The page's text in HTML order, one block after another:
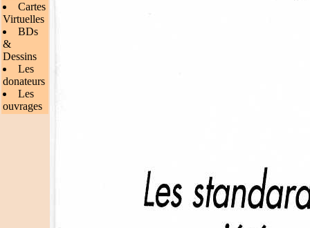
Cartes
Virtuelles
BDs
&
Dessins
Les
donateurs
Les
ouvrages